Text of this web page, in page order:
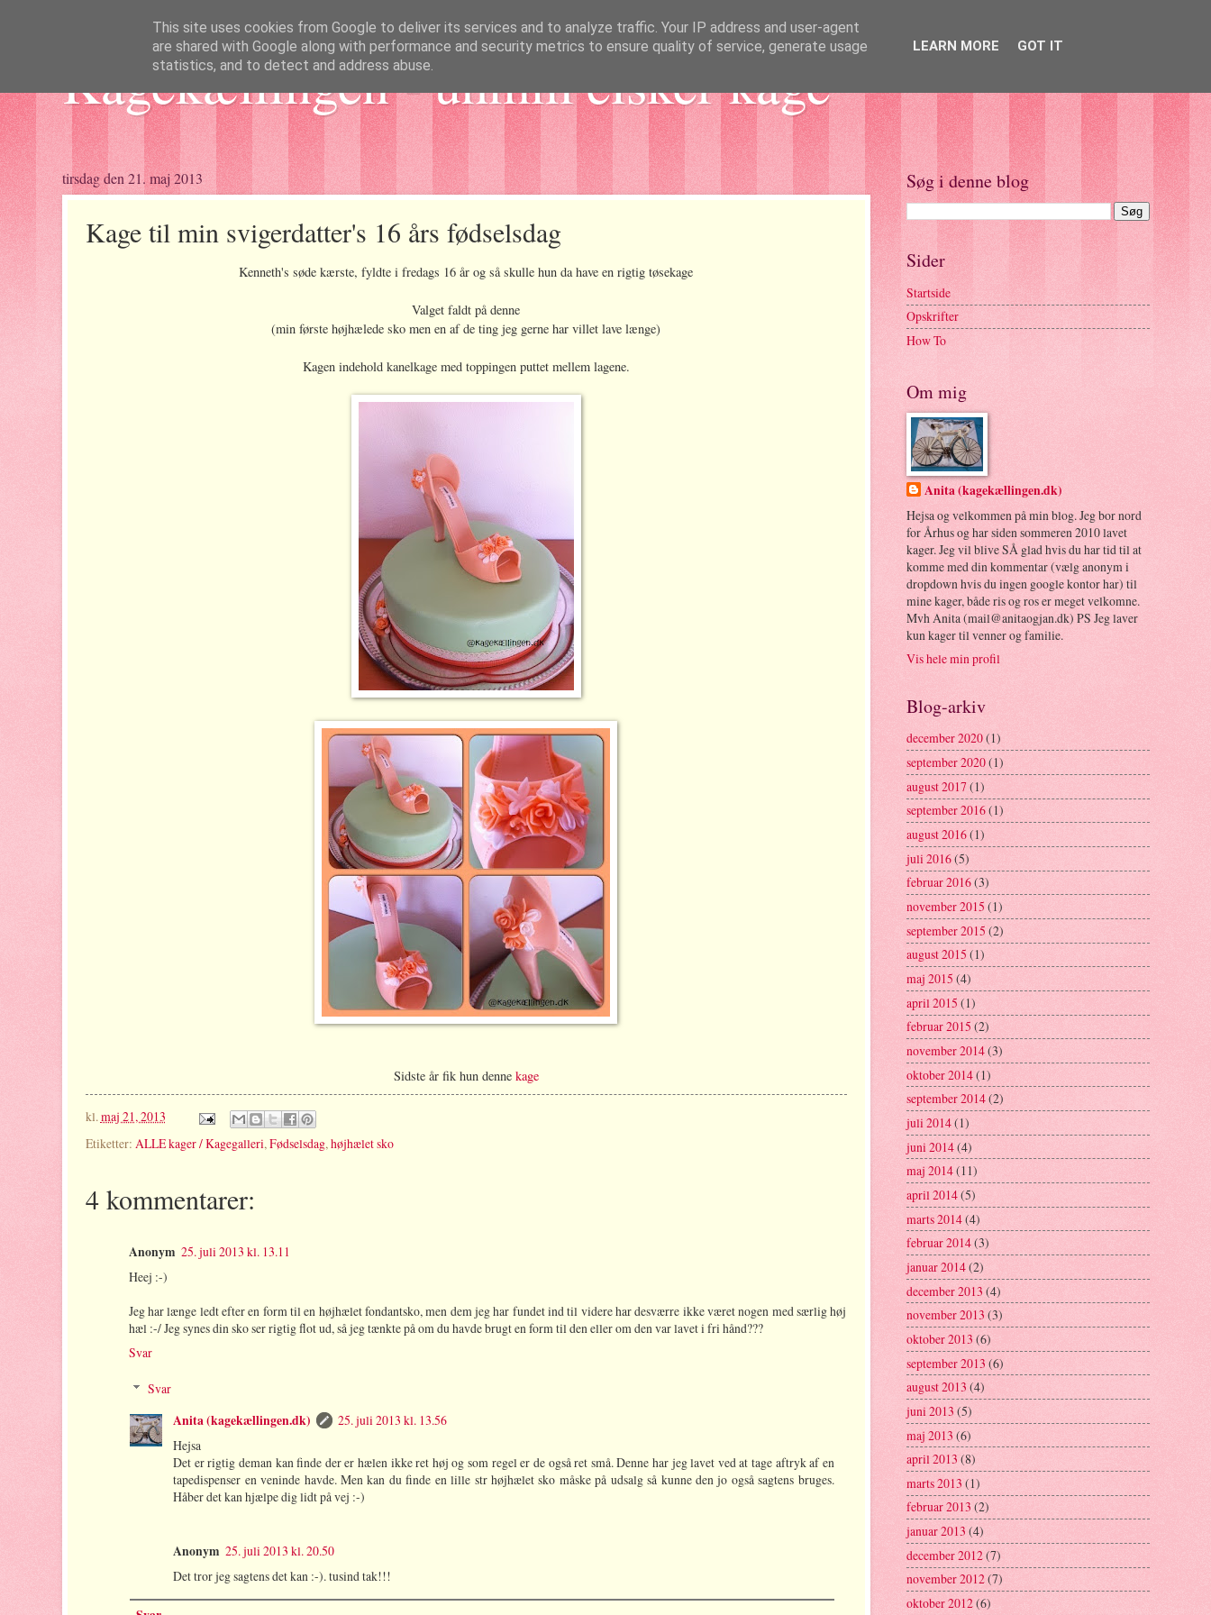
Kagekællingen - uhmm elsker kage
tirsdag den 21. maj 2013
Kage til min svigerdatter's 16 års fødselsdag
Kenneth's søde kærste, fyldte i fredags 16 år og så skulle hun da have en rigtig tøsekage
Valget faldt på denne
(min første højhælede sko men en af de ting jeg gerne har villet lave længe)
Kagen indehold kanelkage med toppingen puttet mellem lagene.
Sidste år fik hun denne kage
kl.maj 21, 2013
Etiketter: ALLE kager / Kagegalleri, Fødselsdag, højhælet sko
4 kommentarer:
Anonym 25. juli 2013 kl. 13.11
Heej :-)
Jeg har længe ledt efter en form til en højhælet fondantsko, men dem jeg har fundet ind til videre har desværre ikke været nogen med særlig høj
hæl :-/ Jeg synes din sko ser rigtig flot ud, så jeg tænkte på om du havde brugt en form til den eller om den var lavet i fri hånd???
Svar
Svar
Anita (kagekællingen.dk)
25. juli 2013 kl. 13.56
Hejsa
Det er rigtig deman kan finde der er hælen ikke ret høj og som regel er de også ret små. Denne har jeg lavet ved at tage aftryk af en
tapedispenser en veninde havde. Men kan du finde en lille str højhælet sko måske på udsalg så kunne den jo også sagtens bruges.
Håber det kan hjælpe dig lidt på vej :-)
Anonym 25. juli 2013 kl. 20.50
Det tror jeg sagtens det kan :-). tusind tak!!!
Søg i denne blog
Sider
Startside
Opskrifter
How To
Om mig
Anita (kagekællingen.dk)
Hejsa og velkommen på min blog. Jeg bor nord
for Århus og har siden sommeren 2010 lavet
kager. Jeg vil blive SÅ glad hvis du har tid til at
komme med din kommentar (vælg anonym i
dropdown hvis du ingen google kontor har) til
mine kager, både ris og ros er meget velkomne.
Mvh Anita (mail@anitaogjan.dk) PS Jeg laver
kun kager til venner og familie.
Vis hele min profil
Blog-arkiv
december 2020(1)
september 2020(1)
august 2017(1)
september 2016(1)
august 2016(1)
juli 2016(5)
februar 2016(3)
november 2015 (1)
september 2015 (2)
august 2015 (1)
maj 2015 (4)
april 2015 (1)
februar 2015 (2)
november 2014(3)
oktober 2014(1)
september 2014(2)
juli 2014(1)
juni 2014(4)
maj 2014(11)
april 2014(5)
marts 2014(4)
februar 2014(3)
januar 2014(2)
december 2013 (4)
november 2013 (3)
oktober 2013 (6)
september 2013 (6)
august 2013 (4)
juni 2013 (5)
maj 2013 (6)
april 2013 (8)
marts 2013 (1)
februar 2013 (2)
januar 2013 (4)
december 2012(7)
november 2012(7)
oktober 2012(6)
This site uses cookies from Google to deliver its services and to analyze traffic. Your IP address and user-agent
are shared with Google along with performance and security metrics to ensure quality of service, generate usage
statistics, and to detect and address abuse.
LEARN MORE GOT IT